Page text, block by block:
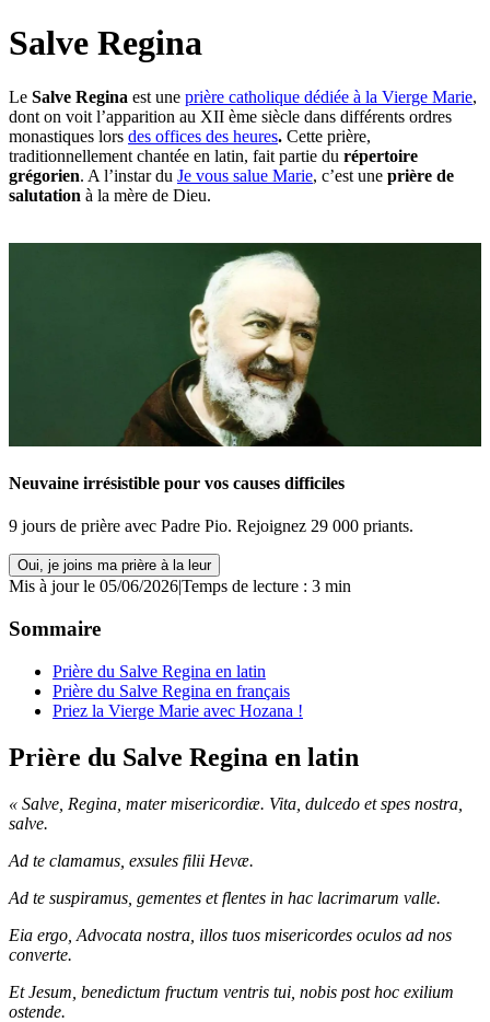
Salve Regina
Le Salve Regina est une prière catholique dédiée à la Vierge Marie,
dont on voit l’apparition au XII ème siècle dans différents ordres
monastiques lors des offices des heures. Cette prière,
traditionnellement chantée en latin, fait partie du répertoire
grégorien. A l’instar du Je vous salue Marie, c’est une prière de
salutation à la mère de Dieu.
Neuvaine irrésistible pour vos causes difficiles
9 jours de prière avec Padre Pio. Rejoignez 29 000 priants.
Oui, je joins ma prière à la leur
Mis à jour le 05/06/2026|Temps de lecture : 3 min
Sommaire
Prière du Salve Regina en latin
Prière du Salve Regina en français
Priez la Vierge Marie avec Hozana !
Prière du Salve Regina en latin
« Salve, Regina, mater misericordiæ. Vita, dulcedo et spes nostra,
salve.
Ad te clamamus, exsules filii Hevæ.
Ad te suspiramus, gementes et flentes in hac lacrimarum valle.
Eia ergo, Advocata nostra, illos tuos misericordes oculos ad nos
converte.
Et Jesum, benedictum fructum ventris tui, nobis post hoc exilium
ostende.